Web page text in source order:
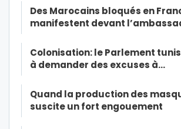
Des Marocains bloqués en
manifestent devant
Colonisation: le Parlement
à demander des excuses à…
Quand la production des
suscite un fort engouement